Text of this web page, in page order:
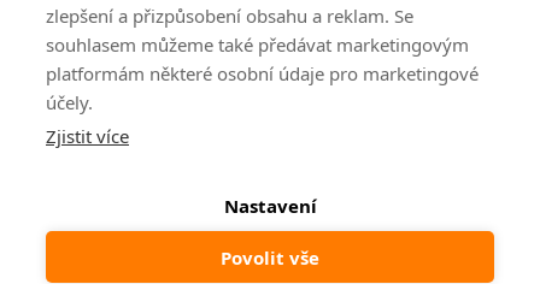
zlepšení a přizpůsobení obsahu a reklam. Se
souhlasem můžeme také předávat marketingovým
platformám některé osobní údaje pro marketingové
účely.
Zjistit více
Nastavení
Povolit vše
Shoptet |mime digital
www.ak-nabytek.cz